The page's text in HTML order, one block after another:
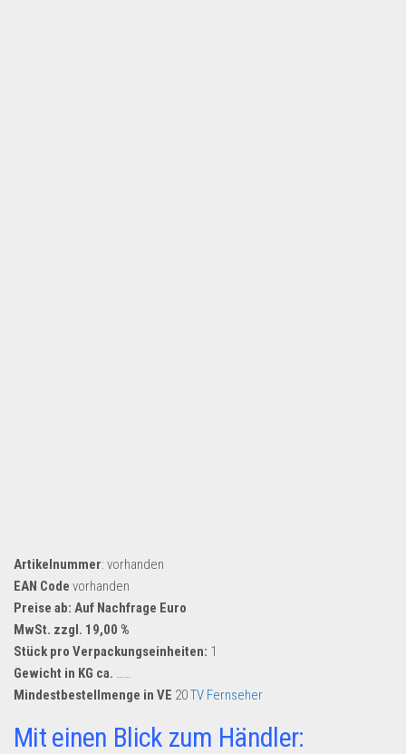
Artikelnummer: vorhanden
EAN Code vorhanden
Preise ab: Auf Nachfrage Euro
MwSt. zzgl. 19,00 %
Stück pro Verpackungseinheiten: 1
Gewicht in KG ca. ……
Mindestbestellmenge in VE 20TV Fernseher
Mit einen Blick zum Händler: